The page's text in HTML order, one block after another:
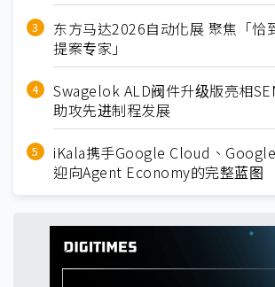
东方马达2026自动化展 聚焦「恰
提案专家」
Swagelok ALD阀件升级版亮相
助攻先进制程发展
iKala携手Google Cloud、
迎向Agent Economy的完整蓝图